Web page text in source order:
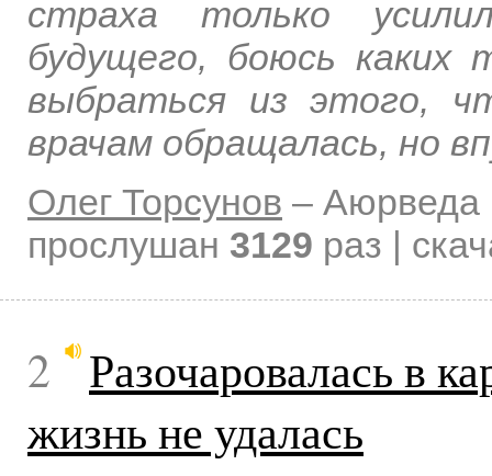
страха только
будущего, боюсь
выбраться из этого,
врачам обращалась, но
Олег Торсунов – Аюрведа
прослушан 3129 раз |
2
Разочаровалась в
жизнь не удалась